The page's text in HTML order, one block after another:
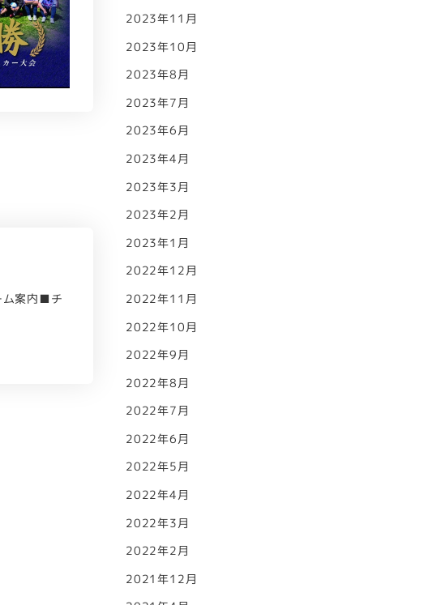
ム案内■チ
2023年11月
2023年10月
2023年8月
2023年7月
2023年6月
2023年4月
2023年3月
2023年2月
2023年1月
2022年12月
2022年11月
2022年10月
2022年9月
2022年8月
2022年7月
2022年6月
2022年5月
2022年4月
2022年3月
2022年2月
2021年12月